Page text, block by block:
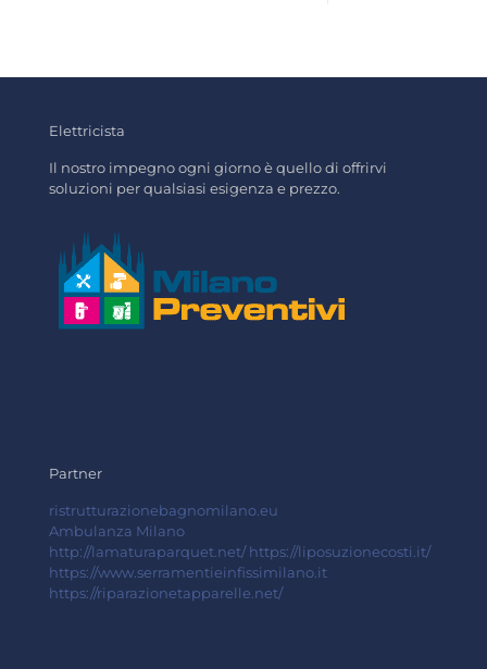
Elettricista
Il nostro impegno ogni giorno è quello di offrirvi
soluzioni per qualsiasi esigenza e prezzo.
Partner
ristrutturazionebagnomilano.eu
Ambulanza Milano
http://lamaturaparquet.net/ https://liposuzionecosti.it/
https://www.serramentieinfissimilano.it
https://riparazionetapparelle.net/